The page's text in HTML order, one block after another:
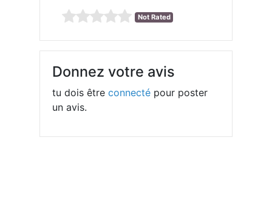
Not Rated
Donnez votre avis
tu dois êtreconnecté pour poster
un avis.